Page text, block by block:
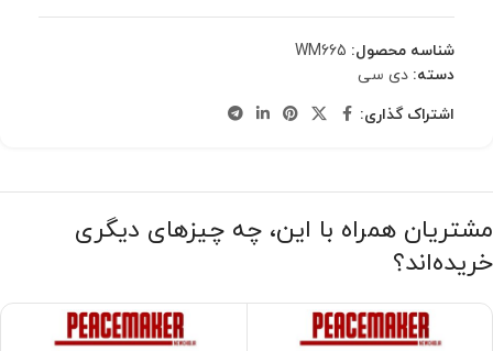
شناسه محصول: WM665
دسته: دی سی
اشتراک گذاری:
مشتریان همراه با این، چه چیزهای دیگری
خریده‌اند؟